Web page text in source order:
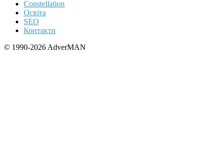
Constellation
Освіта
SEO
Контакти
© 1990-2026 AdverMAN